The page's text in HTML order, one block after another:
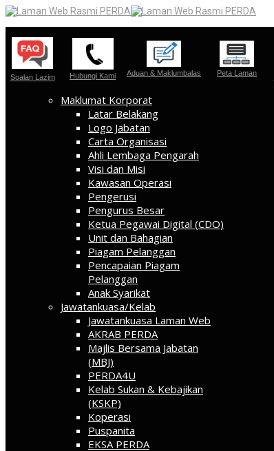
Soalan Lazim Hubungi Kami Aduan & Maklumbalas Peta Laman
Maklumat Korporat
Latar Belakang
Logo Jabatan
Carta Organisasi
Ahli Lembaga Pengarah
Visi dan Misi
Kawasan Operasi
Pengerusi
Pengurus Besar
Ketua Pegawai Digital (CDO)
Unit dan Bahagian
Piagam Pelanggan
Pencapaian Piagam
Pelanggan
Anak Syarikat
Jawatankuasa/Kelab
Jawatankuasa Laman Web
AKRAB PERDA
Majlis Bersama Jabatan
(MBJ)
PERDA4U
Kelab Sukan & Kebajikan
(KSKP)
Koperasi
Puspanita
EKSA PERDA